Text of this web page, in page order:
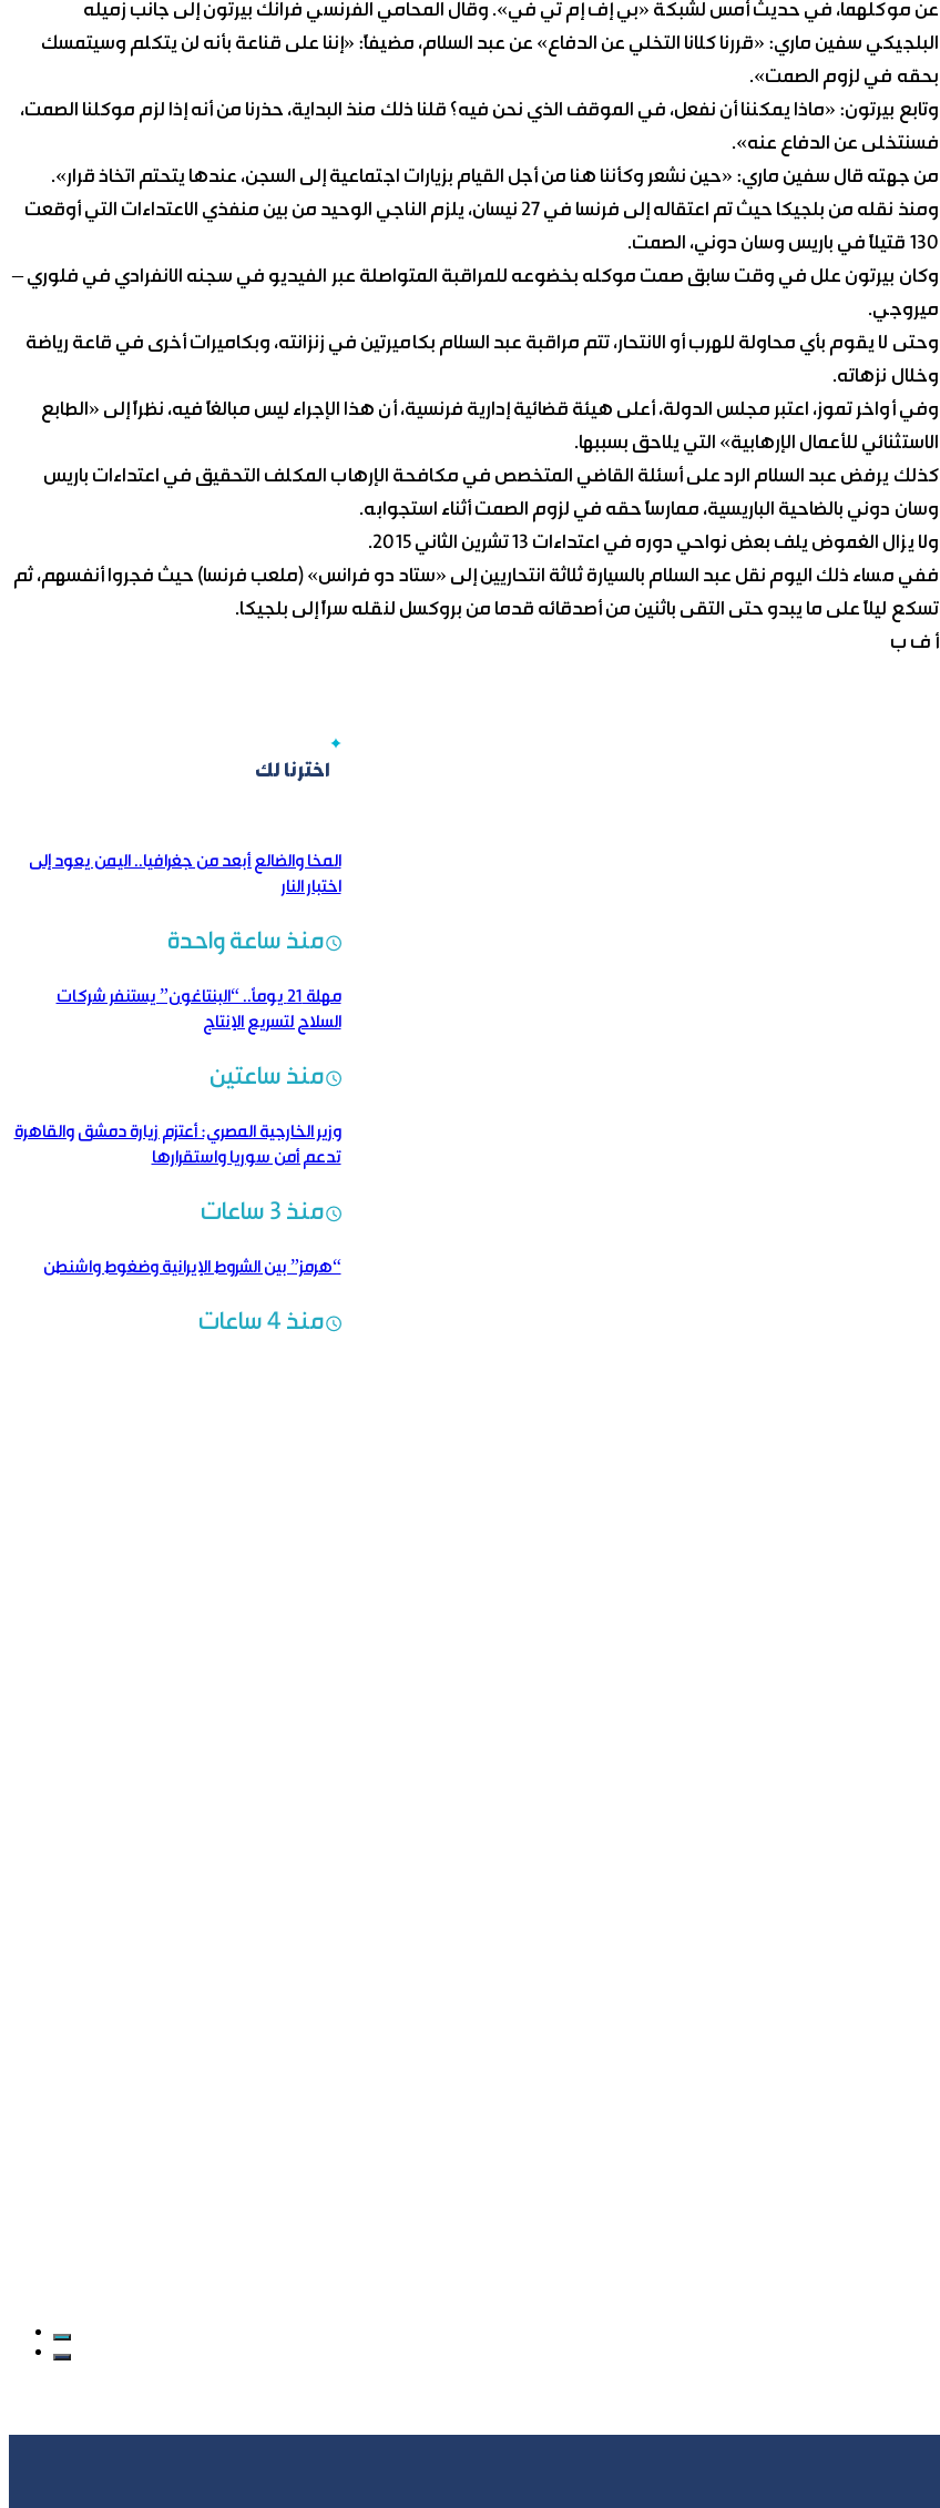
عن موكلهما، في حديث أمس لشبكة «بي إف إم تي في». وقال المحامي الفرنسي فرانك بيرتون إلى جانب زميله
البلجيكي سفين ماري: «قررنا كلانا التخلي عن الدفاع» عن عبد السلام، مضيفاً: «إننا على قناعة بأنه لن يتكلم وسيتمسك
بحقه في لزوم الصمت».
وتابع بيرتون: «ماذا يمكننا أن نفعل، في الموقف الذي نحن فيه؟ قلنا ذلك منذ البداية، حذرنا من أنه إذا لزم موكلنا الصمت،
فسنتخلى عن الدفاع عنه».
من جهته قال سفين ماري: «حين نشعر وكأننا هنا من أجل القيام بزيارات اجتماعية إلى السجن، عندها يتحتم اتخاذ قرار».
ومنذ نقله من بلجيكا حيث تم اعتقاله إلى فرنسا في 27 نيسان، يلزم الناجي الوحيد من بين منفذي الاعتداءات التي أوقعت
130 قتيلاً في باريس وسان دوني، الصمت.
وكان بيرتون علل في وقت سابق صمت موكله بخضوعه للمراقبة المتواصلة عبر الفيديو في سجنه الانفرادي في فلوري –
ميروجي.
وحتى لا يقوم بأي محاولة للهرب أو الانتحار، تتم مراقبة عبد السلام بكاميرتين في زنزانته، وبكاميرات أخرى في قاعة رياضة
وخلال نزهاته.
وفي أواخر تموز، اعتبر مجلس الدولة، أعلى هيئة قضائية إدارية فرنسية، أن هذا الإجراء ليس مبالغاً فيه، نظراً إلى «الطابع
الاستثنائي للأعمال الإرهابية» التي يلاحق بسببها.
كذلك يرفض عبد السلام الرد على أسئلة القاضي المتخصص في مكافحة الإرهاب المكلف التحقيق في اعتداءات باريس
وسان دوني بالضاحية الباريسية، ممارساً حقه في لزوم الصمت أثناء استجوابه.
ولا يزال الغموض يلف بعض نواحي دوره في اعتداءات 13 تشرين الثاني 2015.
ففي مساء ذلك اليوم نقل عبد السلام بالسيارة ثلاثة انتحاريين إلى «ستاد دو فرانس» (ملعب فرنسا) حيث فجروا أنفسهم، ثم
تسكع ليلاً على ما يبدو حتى التقى باثنين من أصدقائه قدما من بروكسل لنقله سراً إلى بلجيكا.
أ ف ب
اخترنا لك
المخا والضالع أبعد من جغرافيا.. اليمن يعود إلى
اختبار النار
منذ ساعة واحدة
مهلة 21 يوماً.. “البنتاغون” يستنفر شركات
السلاح لتسريع الإنتاج
منذ ساعتين
وزير الخارجية المصري: أعتزم زيارة دمشق والقاهرة
تدعم أمن سوريا واستقرارها
منذ 3 ساعات
“هرمز” بين الشروط الإيرانية وضغوط واشنطن
منذ 4 ساعات